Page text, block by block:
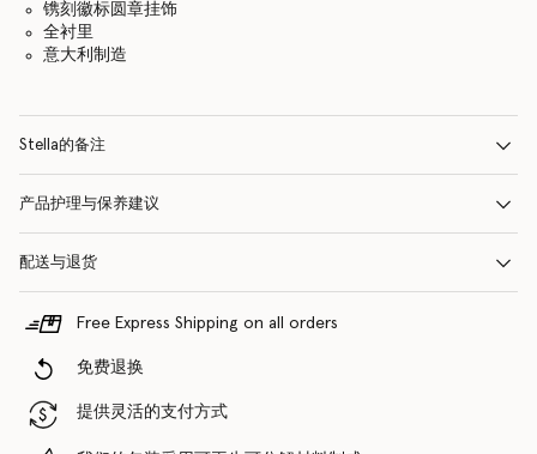
镌刻徽标圆章挂饰
全衬里
意大利制造
Stella的备注
产品护理与保养建议
配送与退货
Free Express Shipping on all orders
免费退换
提供灵活的支付方式